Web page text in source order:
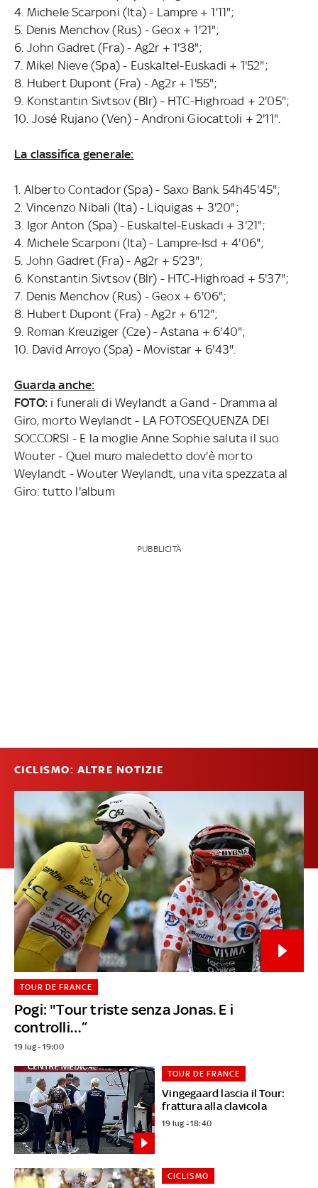
4. Michele Scarponi (Ita) - Lampre + 1'11";
5. Denis Menchov (Rus) - Geox + 1'21";
6. John Gadret (Fra) - Ag2r + 1'38";
7. Mikel Nieve (Spa) - Euskaltel-Euskadi + 1'52";
8. Hubert Dupont (Fra) - Ag2r + 1'55";
9. Konstantin Sivtsov (Blr) - HTC-Highroad + 2'05";
10. José Rujano (Ven) - Androni Giocattoli + 2'11".
La classifica generale:
1. Alberto Contador (Spa) - Saxo Bank 54h45'45";
2. Vincenzo Nibali (Ita) - Liquigas + 3'20";
3. Igor Anton (Spa) - Euskaltel-Euskadi + 3'21";
4. Michele Scarponi (Ita) - Lampre-Isd + 4'06";
5. John Gadret (Fra) - Ag2r + 5'23";
6. Konstantin Sivtsov (Blr) - HTC-Highroad + 5'37";
7. Denis Menchov (Rus) - Geox + 6'06";
8. Hubert Dupont (Fra) - Ag2r + 6'12";
9. Roman Kreuziger (Cze) - Astana + 6'40";
10. David Arroyo (Spa) - Movistar + 6'43".
Guarda anche:
FOTO:i funerali di Weylandt a Gand - Dramma al
Giro, morto Weylandt - LA FOTOSEQUENZA DEI
SOCCORSI - E la moglie Anne Sophie saluta il suo
Wouter - Quel muro maledetto dov'è morto
Weylandt - Wouter Weylandt, una vita spezzata al
Giro: tutto l'album
PUBBLICITÀ
CICLISMO: ALTRE NOTIZIE
Pogi: "Tour triste senza Jonas. E i
controlli…”
TOUR DE FRANCE
19 lug - 19:00
Vingegaard lascia il Tour:
frattura alla clavicola
TOUR DE FRANCE
19 lug - 18:40
CICLISMO